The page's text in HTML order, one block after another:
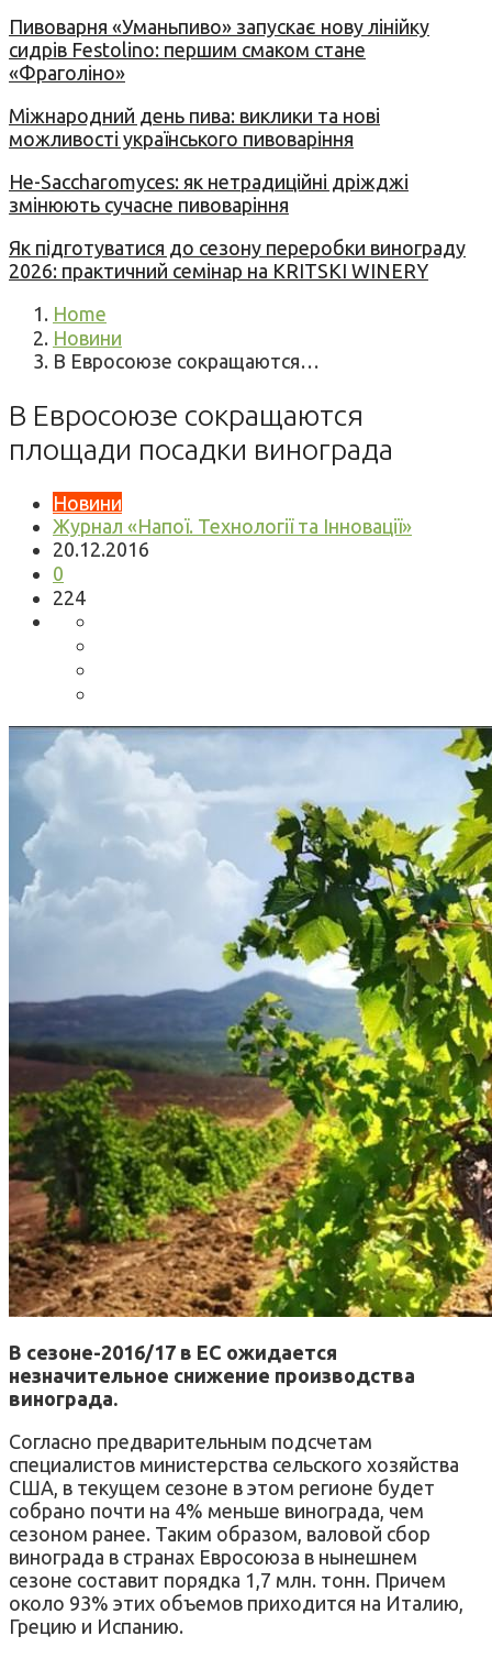
Пивоварня «Уманьпиво» запускає нову лінійку
сидрів Festolino: першим смаком стане
«Фраголіно»
Міжнародний день пива: виклики та нові
можливості українського пивоваріння
Не-Saccharomyces: як нетрадиційні дріжджі
змінюють сучасне пивоваріння
Як підготуватися до сезону переробки винограду
2026: практичний семінар на KRITSKI WINERY
Home
Новини
В Евросоюзе сокращаются…
В Евросоюзе сокращаются
площади посадки винограда
Новини
Журнал «Напої. Технології та Інновації»
20.12.2016
0
224
В сезоне-2016/17 в ЕС ожидается
незначительное снижение производства
винограда.
Согласно предварительным подсчетам
специалистов министерства сельского хозяйства
США, в текущем сезоне в этом регионе будет
собрано почти на 4% меньше винограда, чем
сезоном ранее. Таким образом, валовой сбор
винограда в странах Евросоюза в нынешнем
сезоне составит порядка 1,7 млн. тонн. Причем
около 93% этих объемов приходится на Италию,
Грецию и Испанию.